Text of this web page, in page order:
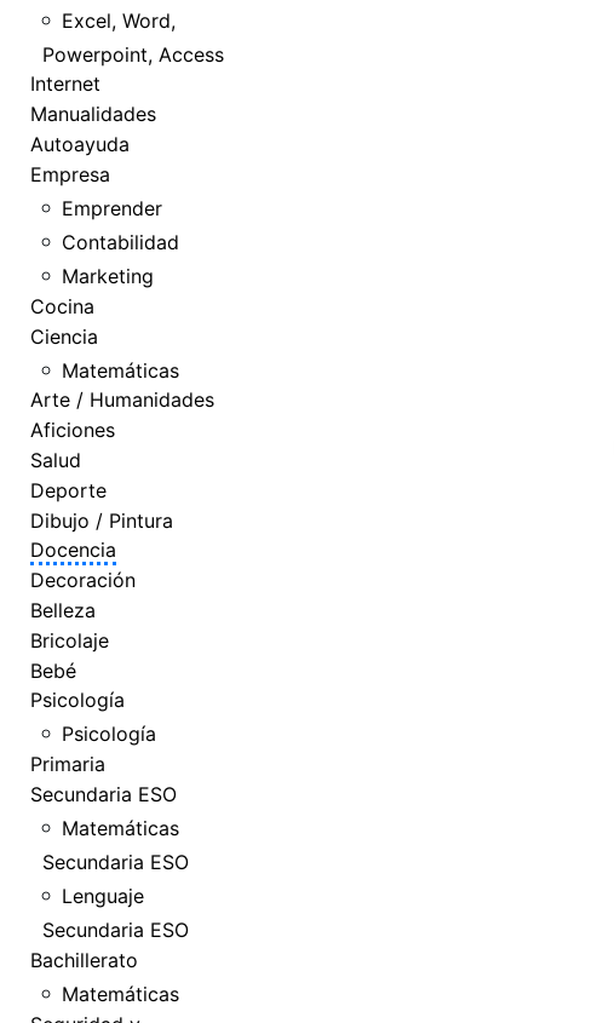
Excel, Word,
Powerpoint, Access
Internet
Manualidades
Autoayuda
Empresa
Emprender
Contabilidad
Marketing
Cocina
Ciencia
Matemáticas
Arte / Humanidades
Aficiones
Salud
Deporte
Dibujo / Pintura
Docencia
Decoración
Belleza
Bricolaje
Bebé
Psicología
Psicología
Primaria
Secundaria ESO
Matemáticas
Secundaria ESO
Lenguaje
Secundaria ESO
Bachillerato
Matemáticas